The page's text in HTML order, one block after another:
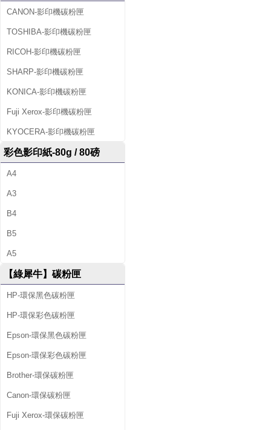
CANON-影印機碳粉匣
TOSHIBA-影印機碳粉匣
RICOH-影印機碳粉匣
SHARP-影印機碳粉匣
KONICA-影印機碳粉匣
Fuji Xerox-影印機碳粉匣
KYOCERA-影印機碳粉匣
彩色影印紙-80g / 80磅
A4
A3
B4
B5
A5
【綠犀牛】碳粉匣
HP-環保黑色碳粉匣
HP-環保彩色碳粉匣
Epson-環保黑色碳粉匣
Epson-環保彩色碳粉匣
Brother-環保碳粉匣
Canon-環保碳粉匣
Fuji Xerox-環保碳粉匣